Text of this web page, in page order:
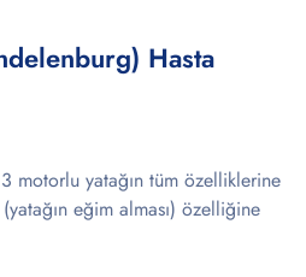
Hasta
motorlu yatağın tüm özelliklerine
eğim alması) özelliğine